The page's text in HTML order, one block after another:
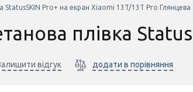
StatusSKIN Pro+ на екран Xiaomi 13T/13T Pro Глянцева
плівка
відгук додати в порівняння